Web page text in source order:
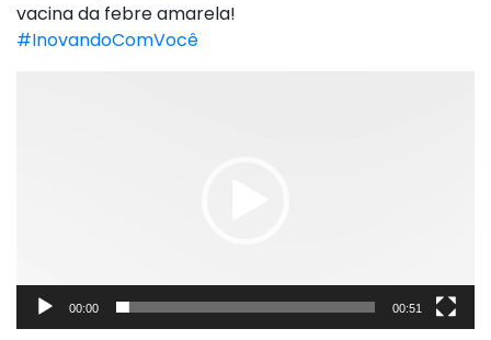
vacina da febre amarela!
#InovandoComVocê
00:00 00:51